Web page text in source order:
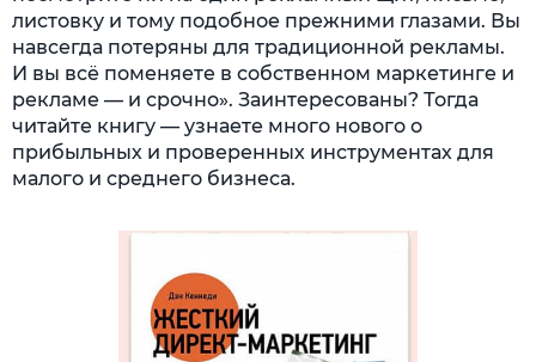
листовку и тому подобное прежними глазами. Вы
навсегда потеряны для традиционной рекламы.
И вы всё поменяете в собственном маркетинге и
рекламе — и срочно». Заинтересованы? Тогда
читайте книгу — узнаете много нового о
прибыльных и проверенных инструментах для
малого и среднего бизнеса.